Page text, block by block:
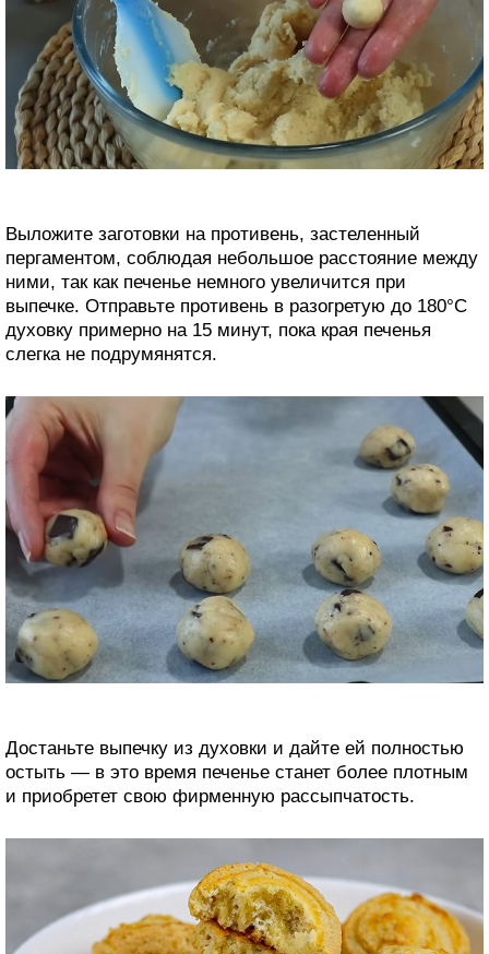
Выложите заготовки на противень, застеленный
пергаментом, соблюдая небольшое расстояние между
ними, так как печенье немного увеличится при
выпечке. Отправьте противень в разогретую до 180°C
духовку примерно на 15 минут, пока края печенья
слегка не подрумянятся.
Достаньте выпечку из духовки и дайте ей полностью
остыть — в это время печенье станет более плотным
и приобретет свою фирменную рассыпчатость.